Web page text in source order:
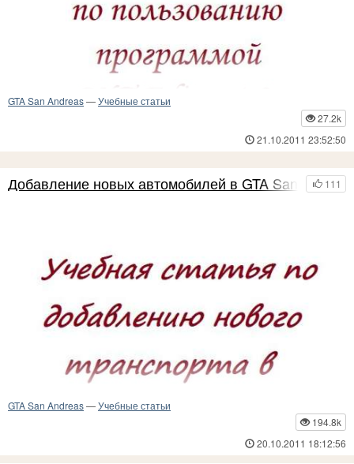
раскрутки вашего персонального сервера.
GTA San Andreas—Учебные статьи
27.2k
21.10.2011 23:52:50
111
Добавление новых автомобилей в GTA San Andreas
GTA San Andreas—Учебные статьи
194.8k
20.10.2011 18:12:56